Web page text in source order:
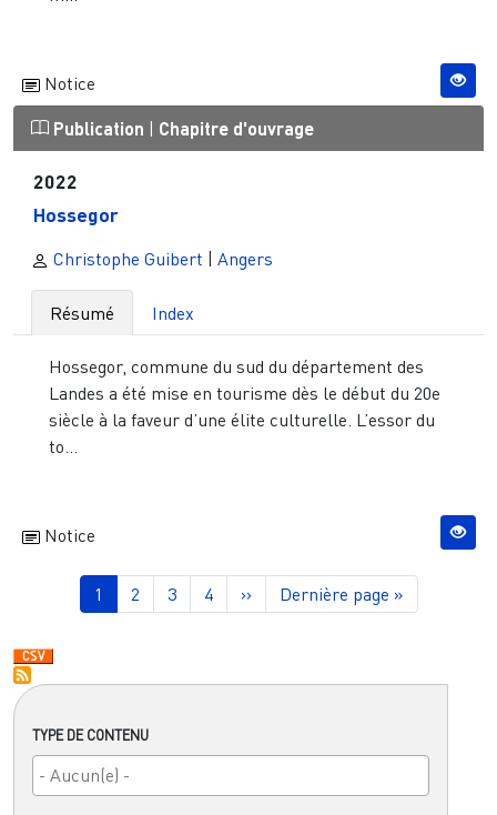
TYPE DE CONTENU
Notice
Publication | Chapitre d'ouvrage
2022
Hossegor
Christophe Guibert | Angers
Résumé Index
Hossegor, commune du sud du département des
Landes a été mise en tourisme dès le début du 20e
siècle à la faveur d’une élite culturelle. L’essor du
to...
Notice
Pagination
Page courante
1 Page
2 Page
3 Page
4 Page suivante
›› Dernière page
Dernière page »